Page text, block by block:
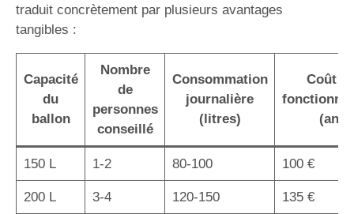
traduit concrètement par plusieurs avantages
tangibles :
Capacité
du
ballon
Nombre
de
personnes
conseillé
Consommation
journalière
(litres)
Coût
(an)
150 L 1-2 80-100 100 €
200 L 3-4 120-150 135 €